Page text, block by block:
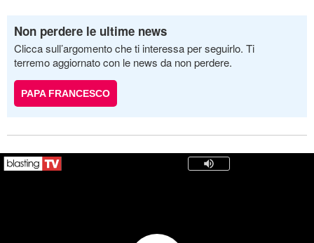
Non perdere le ultime news
Clicca sull’argomento che ti interessa per seguirlo. Ti
terremo aggiornato con le news da non perdere.
PAPA FRANCESCO